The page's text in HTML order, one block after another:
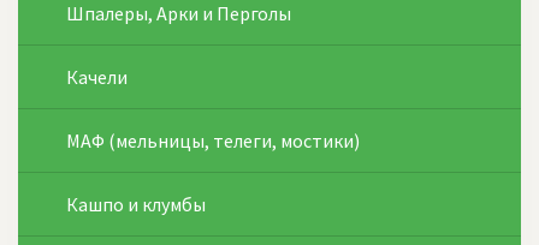
Шпалеры, Арки и Перголы
Качели
МАФ (мельницы, телеги, мостики)
Кашпо и клумбы